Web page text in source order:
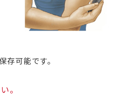
可能です。
。